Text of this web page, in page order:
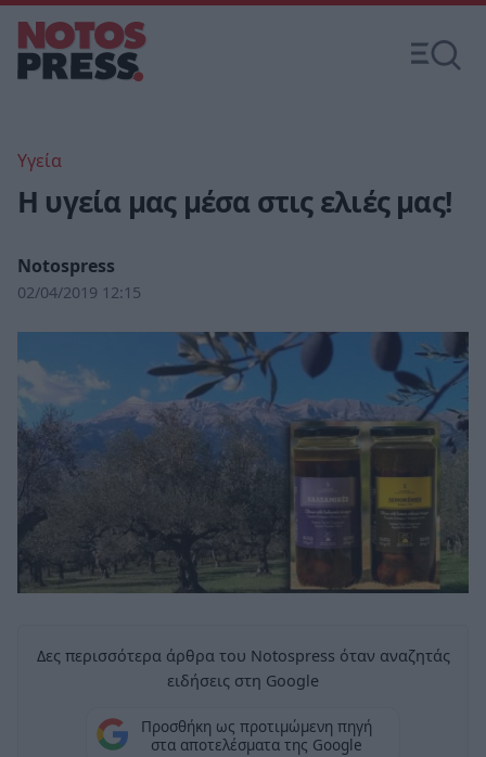
Υγεία
Η υγεία μας μέσα στις ελιές μας!
Notospress
02/04/2019 12:15
Δες περισσότερα άρθρα του Notospress όταν αναζητάς
ειδήσεις στη Google
Προσθήκη ως προτιμώμενη πηγή
στα αποτελέσματα της Google